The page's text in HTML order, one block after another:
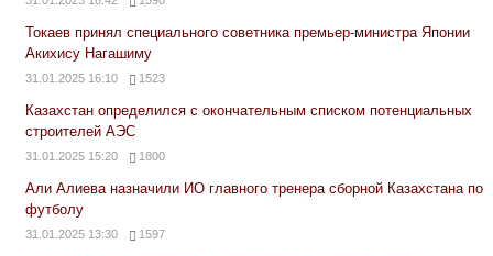
Токаев принял специального советника премьер-министра Японии
Акихису Нагашиму
31.01.2025 16:10 1523
Казахстан определился с окончательным списком потенциальных
строителей АЭС
31.01.2025 15:20 1800
Али Алиева назначили ИО главного тренера сборной Казахстана по
футболу
31.01.2025 13:30 1597